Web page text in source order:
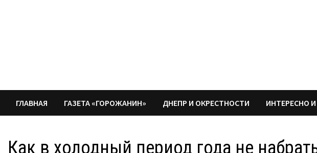
ГЛАВНАЯ ГАЗЕТА «ГОРОЖАНИН» ДНЕПР И ОКРЕСТНОСТИ ИНТЕРЕСНО
Как в холодный период года не